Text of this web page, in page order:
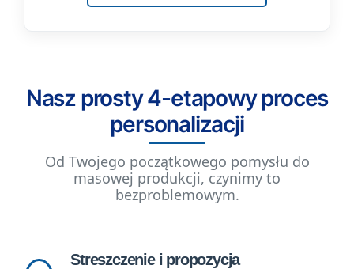
Nasz prosty 4-etapowy proces
personalizacji
Od Twojego początkowego pomysłu do
masowej produkcji, czynimy to
bezproblemowym.
Streszczenie i propozycja